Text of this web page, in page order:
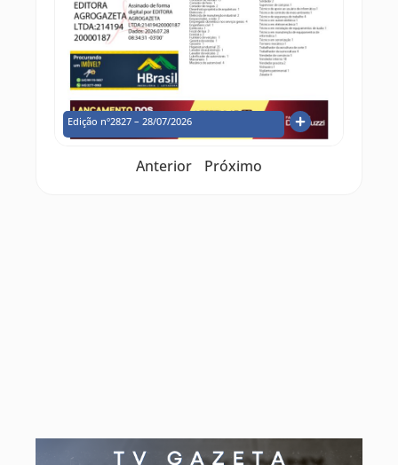
Edição nº2827 – 28/07/2026
Anterior Próximo